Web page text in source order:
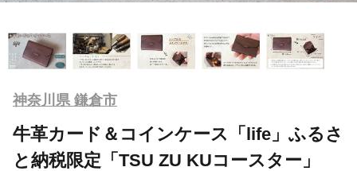
神奈川県 鎌倉市
牛革カード＆コインケース「life」ふるさ
と納税限定「TSU ZU KUコースター」